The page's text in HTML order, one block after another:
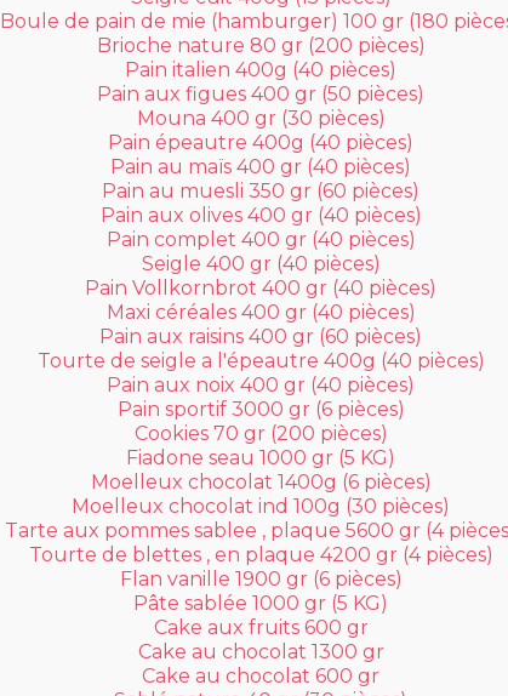
Boule de pain de mie (hamburger) 100 gr (180
Brioche nature 80 gr (200 pièces)
Pain italien 400g (40 pièces)
Pain aux figues 400 gr (50 pièces)
Mouna 400 gr (30 pièces)
Pain épeautre 400g (40 pièces)
Pain au maïs 400 gr (40 pièces)
Pain au muesli 350 gr (60 pièces)
Pain aux olives 400 gr (40 pièces)
Pain complet 400 gr (40 pièces)
Seigle 400 gr (40 pièces)
Pain Vollkornbrot 400 gr (40 pièces)
Maxi céréales 400 gr (40 pièces)
Pain aux raisins 400 gr (60 pièces)
Tourte de seigle a l'épeautre 400g (40 pièces)
Pain aux noix 400 gr (40 pièces)
Pain sportif 3000 gr (6 pièces)
Cookies 70 gr (200 pièces)
Fiadone seau 1000 gr (5 KG)
Moelleux chocolat 1400g (6 pièces)
Moelleux chocolat ind 100g (30 pièces)
Tarte aux pommes sablee , plaque 5600 gr (4
Tourte de blettes , en plaque 4200 gr (4 pièces)
Flan vanille 1900 gr (6 pièces)
Pâte sablée 1000 gr (5 KG)
Cake aux fruits 600 gr
Cake au chocolat 1300 gr
Cake au chocolat 600 gr